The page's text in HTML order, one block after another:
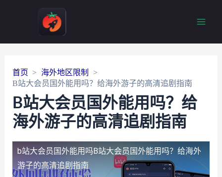
首页
海外地区限制
B站大会员国外能用吗？给海外游子的高清追剧指南
B站大会员国外能用吗？给
海外游子的高清追剧指南
b站大会员国外能用吗B站大会员国外能用吗？给海外
游子的高清追剧指南